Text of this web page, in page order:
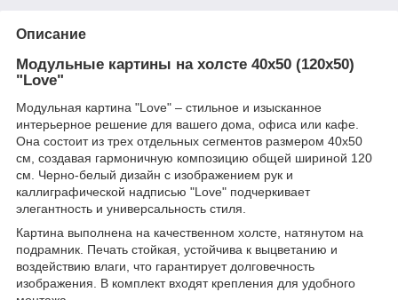
Описание
Модульные картины на холсте 40x50 (120x50)
"Love"
Модульная картина "Love" – стильное и изысканное
интерьерное решение для вашего дома, офиса или кафе.
Она состоит из трех отдельных сегментов размером 40x50
см, создавая гармоничную композицию общей шириной 120
см. Черно-белый дизайн с изображением рук и
каллиграфической надписью "Love" подчеркивает
элегантность и универсальность стиля.
Картина выполнена на качественном холсте, натянутом на
подрамник. Печать стойкая, устойчива к выцветанию и
воздействию влаги, что гарантирует долговечность
изображения. В комплект входят крепления для удобного